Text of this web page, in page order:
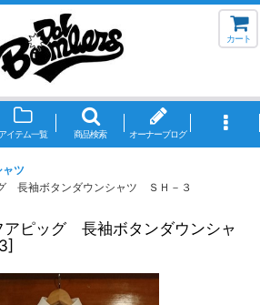
カート
アイテム一覧 商品検索 オーナーブログ
ャツ
長袖ボタンダウンシャツ ＳＨ－３
アピッグ 長袖ボタンダウンシャ
]